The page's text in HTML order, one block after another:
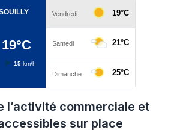
l’activité commerciale et
sur place